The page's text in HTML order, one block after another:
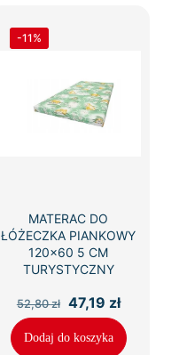
-11%
MATERAC DO
ŁÓŻECZKA PIANKOWY
120×60 5 CM
TURYSTYCZNY
52,80zł
Pierwotna
cena
wynosiła:
52,80 zł.
47,19 złAktualna
wynosi:
47,19 zł.
Dodaj do koszyka